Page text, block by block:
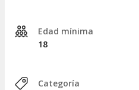
Edad mínima
18
Categoría